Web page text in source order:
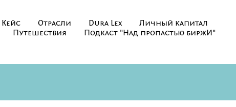
Кейс Отрасли Dura Lex
Личный капитал
Путешествия Подкаст "Над пропастью биржИ"